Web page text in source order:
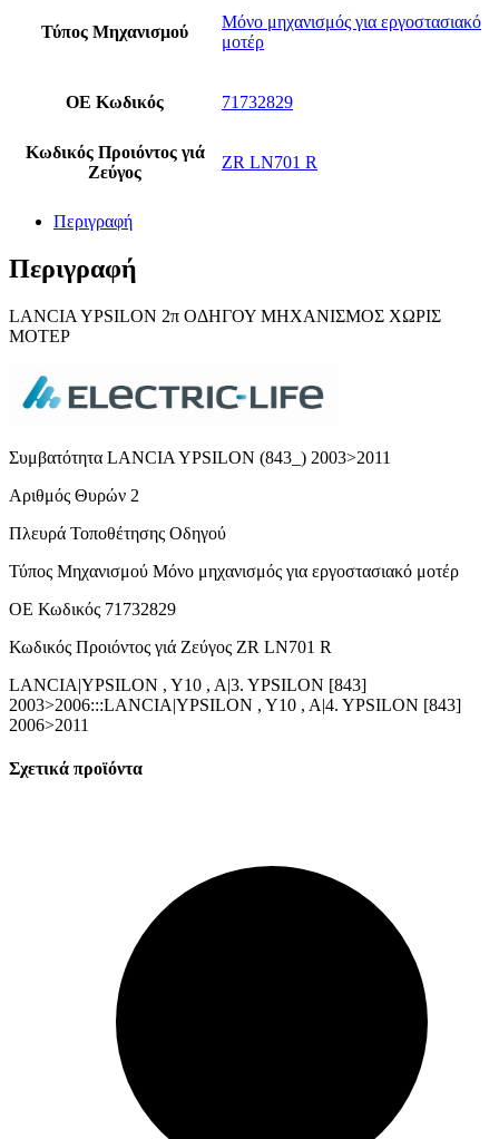
Τύπος Μηχανισμού
Μόνο μηχανισμός για εργοστασιακό
μοτέρ
ΟΕ Κωδικός 71732829
Κωδικός Προιόντος γιά
Ζεύγος
ZR LN701 R
Περιγραφή
Περιγραφή
LΑNCIA YPSILON 2π ΟΔΗΓΟΥ ΜΗΧΑΝIΣΜΟΣ ΧΩΡΙΣ
ΜΟΤΕΡ
Συμβατότητα LANCIA YPSILON (843_) 2003>2011
Αριθμός Θυρών 2
Πλευρά Τοποθέτησης Οδηγού
Τύπος Μηχανισμού Μόνο μηχανισμός για εργοστασιακό μοτέρ
ΟΕ Κωδικός 71732829
Κωδικός Προιόντος γιά Ζεύγος ZR LN701 R
LANCIA|YPSILON , Y10 , A|3. YPSILON [843]
2003>2006:::LANCIA|YPSILON , Y10 , A|4. YPSILON [843]
2006>2011
Σχετικά προϊόντα